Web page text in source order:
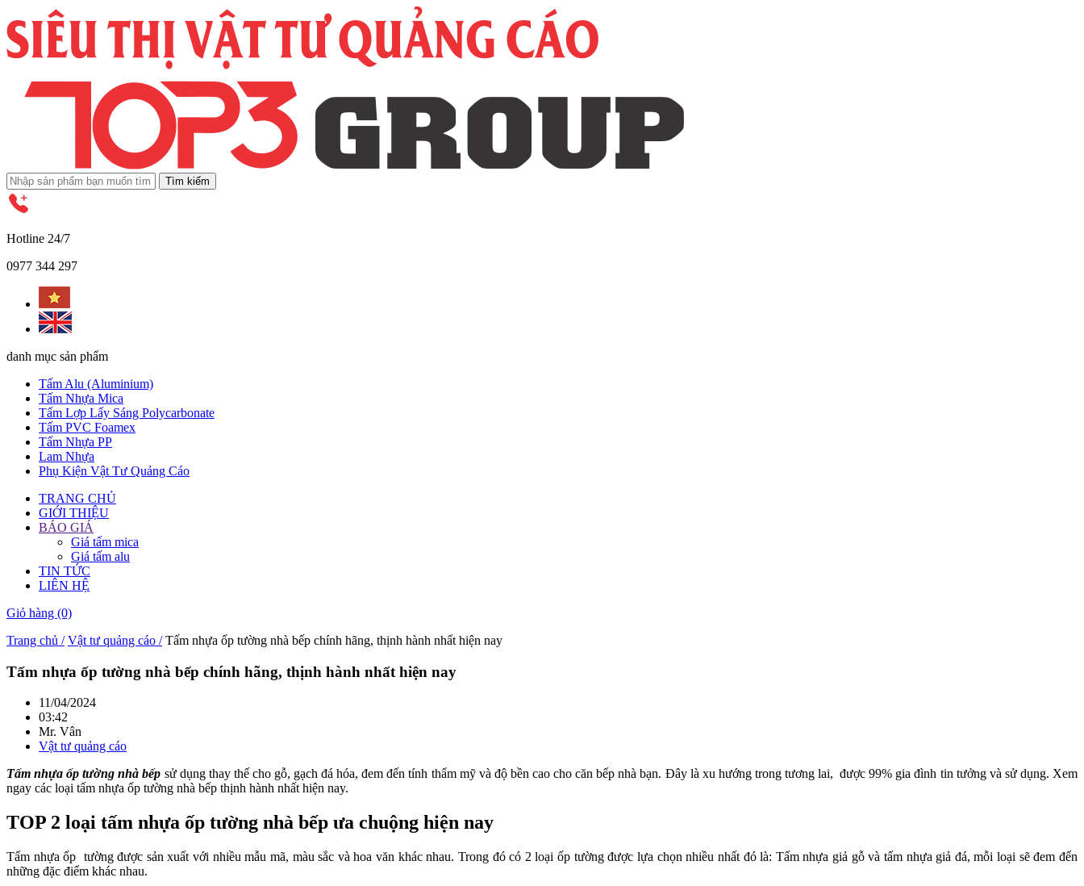
Tìm kiếm
Hotline 24/7
0977 344 297
danh mục sản phẩm
Tấm Alu (Aluminium)
Tấm Nhựa Mica
Tấm Lợp Lấy Sáng Polycarbonate
Tấm PVC Foamex
Tấm Nhựa PP
Lam Nhựa
Phụ Kiện Vật Tư Quảng Cáo
TRANG CHỦ
GIỚI THIỆU
BÁO GIÁ
Giá tấm mica
Giá tấm alu
TIN TỨC
LIÊN HỆ
Giỏ hàng (0)
Trang chủ / Vật tư quảng cáo / Tấm nhựa ốp tường nhà bếp chính hãng, thịnh hành nhất hiện nay
Tấm nhựa ốp tường nhà bếp chính hãng, thịnh hành nhất hiện nay
11/04/2024
03:42
Mr. Vân
Vật tư quảng cáo
Tấm nhựa ốp tường nhà bếp sử dụng thay thế cho gỗ, gạch đá hóa, đem đến tính thẩm mỹ và độ bền cao cho căn bếp nhà bạn. Đây là xu hướng trong tương lai, được 99% gia đình tin tưởng và sử dụng. Xem
ngay các loại tấm nhựa ốp tường nhà bếp thịnh hành nhất hiện nay.
TOP 2 loại tấm nhựa ốp tường nhà bếp ưa chuộng hiện nay
Tấm nhựa ốp tường được sản xuất với nhiều mẫu mã, màu sắc và hoa văn khác nhau. Trong đó có 2 loại ốp tường được lựa chọn nhiều nhất đó là: Tấm nhựa giả gỗ và tấm nhựa giả đá, mỗi loại sẽ đem đến
những đặc điểm khác nhau.